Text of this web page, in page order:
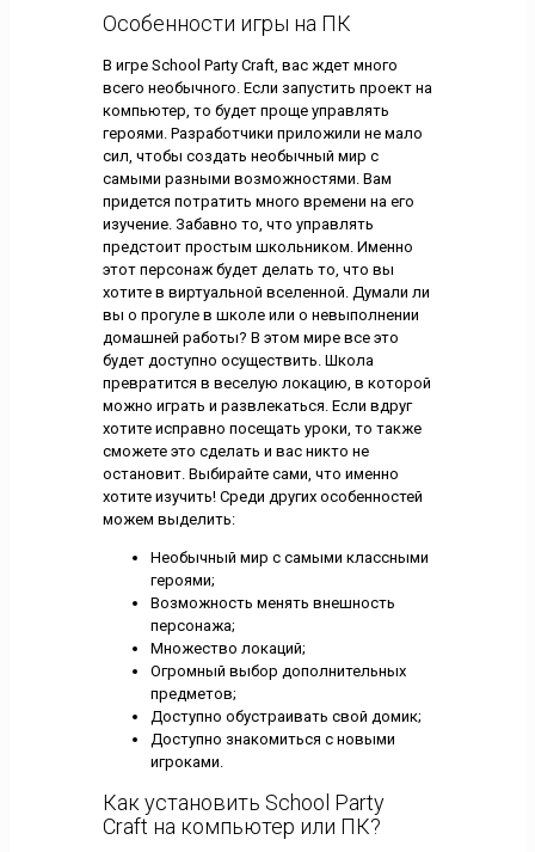
Особенности игры на ПК
В игре School Party Craft, вас ждет много
всего необычного. Если запустить проект на
компьютер, то будет проще управлять
героями. Разработчики приложили не мало
сил, чтобы создать необычный мир с
самыми разными возможностями. Вам
придется потратить много времени на его
изучение. Забавно то, что управлять
предстоит простым школьником. Именно
этот персонаж будет делать то, что вы
хотите в виртуальной вселенной. Думали ли
вы о прогуле в школе или о невыполнении
домашней работы? В этом мире все это
будет доступно осуществить. Школа
превратится в веселую локацию, в которой
можно играть и развлекаться. Если вдруг
хотите исправно посещать уроки, то также
сможете это сделать и вас никто не
остановит. Выбирайте сами, что именно
хотите изучить! Среди других особенностей
можем выделить:
Необычный мир с самыми классными
героями;
Возможность менять внешность
персонажа;
Множество локаций;
Огромный выбор дополнительных
предметов;
Доступно обустраивать свой домик;
Доступно знакомиться с новыми
игроками.
Как установить School Party
Craft на компьютер или ПК?